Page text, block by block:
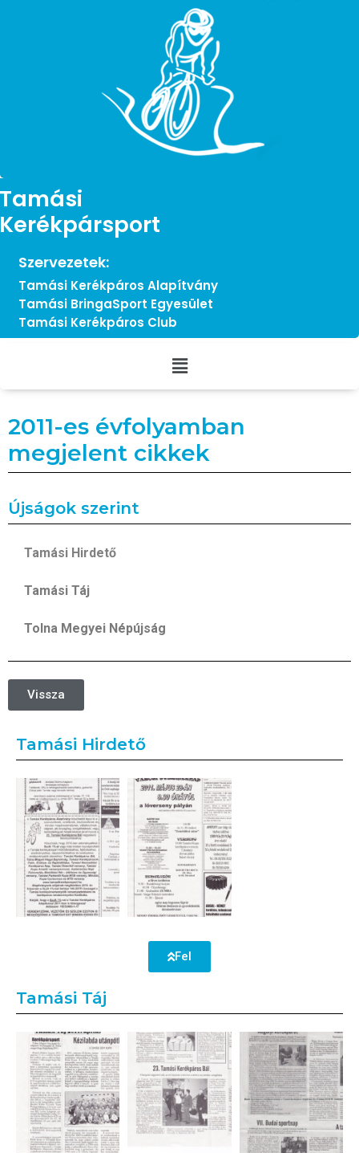
Tamási
Kerékpársport
Szervezetek:
Tamási Kerékpáros Alapítvány
Tamási BringaSport Egyesület
Tamási Kerékpáros Club
2011-es évfolyamban
megjelent cikkek
Újságok szerint
Tamási Hirdető
Tamási Táj
Tolna Megyei Népújság
Vissza
Tamási Hirdető
Fel
Tamási Táj